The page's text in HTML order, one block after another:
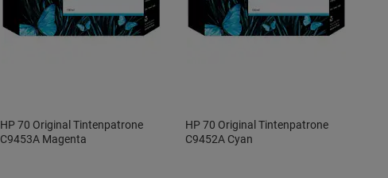
HP 70 Original Tintenpatrone
C9453A Magenta
HP 70 Original Tintenpatrone
C9452A Cyan